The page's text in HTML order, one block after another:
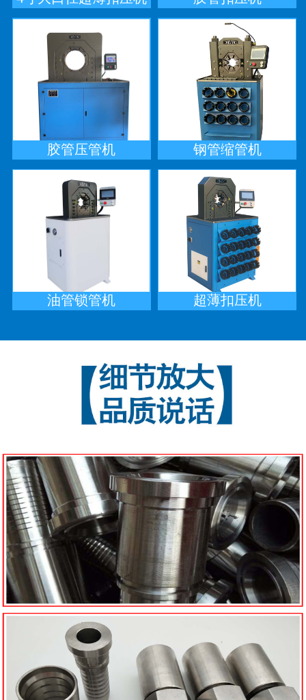
胶管压管机 钢管缩管机
油管锁管机 超薄扣压机